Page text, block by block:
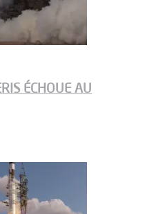
ÉCHOUE AU